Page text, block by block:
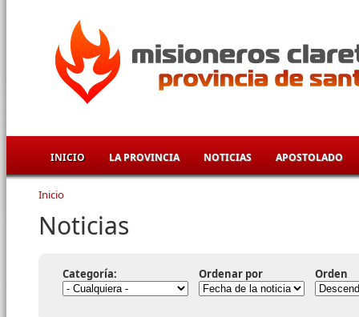
INICIO LA PROVINCIA NOTICIAS APOSTOLADO
Se encuentra usted aquí
Inicio
Noticias
Categoría: Ordenar por Orden